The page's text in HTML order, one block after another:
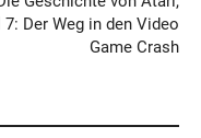
7: Der Weg in den Video
Game Crash